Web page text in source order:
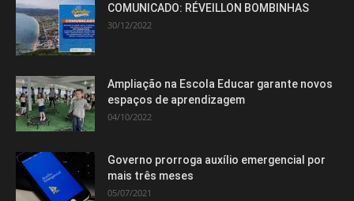
COMUNICADO: RÉVEILLON BOMBINHAS
30/12/2022
Ampliação na Escola Educar garante novos
espaços de aprendizagem
04/10/2022
Governo prorroga auxílio emergencial por
mais três meses
05/07/2021